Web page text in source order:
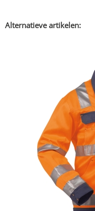
Alternatieve artikelen: